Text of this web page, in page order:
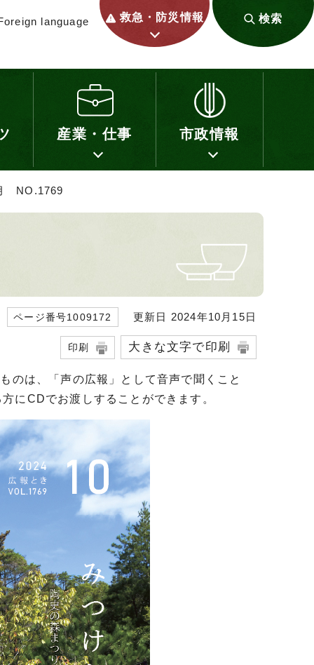
language 救急・防災情報 検索
産業・仕事 市政情報
NO.1769
ページ番号1009172 更新日 2024年10月15日
印刷 大きな文字で印刷
のは、「声の広報」として音声で聞くこと
にCDでお渡しすることができます。